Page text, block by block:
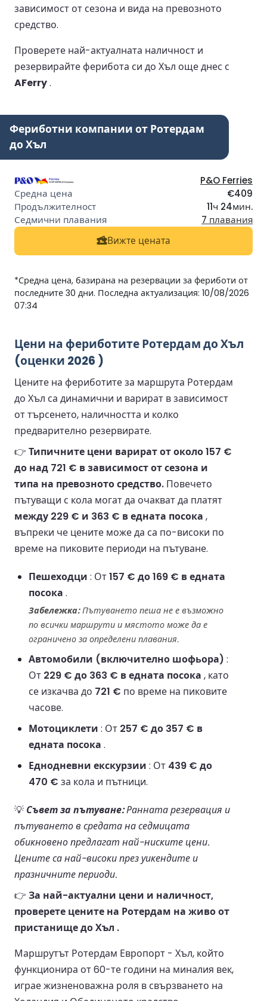
зависимост от сезона и вида на превозното
средство.
Проверете най-актуалната наличност и
резервирайте ферибота си до Хъл още днес с
AFerry.
Фериботни компании от Ротердам
до Хъл
P&O Ferries
€409
11ч 24мин.
7 плавания
Вижте цената
*Средна цена, базирана на резервации за фериботи от
последните 30 дни. Последна актуализация: 10/08/2026
07:34
Цени на фериботите Ротердам до Хъл
(оценки 2026 )
Цените на фериботите за маршрута Ротердам
до Хъл са динамични и варират в зависимост
от търсенето, наличността и колко
предварително резервирате.
👉 Типичните цени варират от около 157 €
до над 721 € в зависимост от сезона и
типа на превозното средство. Повечето
пътуващи с кола могат да очакват да платят
между 229 € и 363 € в едната посока ,
въпреки че цените може да са по-високи по
време на пиковите периоди на пътуване.
Пешеходци : От157 € до 169 € в едната
посока .
Забележка:Пътуването пеша не е възможно
по всички маршрути и мястото може да е
ограничено за определени плавания.
Автомобили (включително шофьора) :
От 229 € до 363 € в едната посока , като
се изкачва до 721 € по време на пиковите
часове.
Мотоциклети : От 257 € до 357 € в
едната посока .
Еднодневни екскурзии : От 439 € до
470 € за кола и пътници.
💡 Съвет за пътуване:Ранната резервация и
пътуването в средата на седмицата
обикновено предлагат най-ниските цени.
Цените са най-високи през уикендите и
празничните периоди.
👉 За най-актуални цени и наличност,
проверете цените на Ротердам на живо от
пристанище до Хъл .
Маршрутът Ротердам Европорт - Хъл, който
функционира от 60-те години на миналия век,
играе жизненоважна роля в свързването на